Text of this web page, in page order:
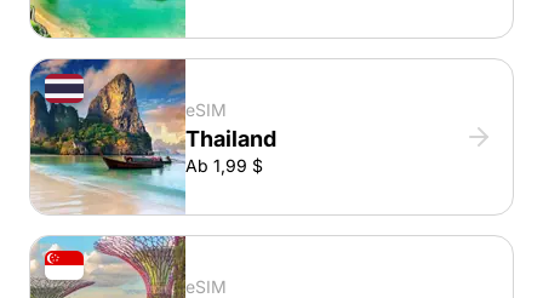
eSIM
Thailand
Ab 1,99 $
eSIM